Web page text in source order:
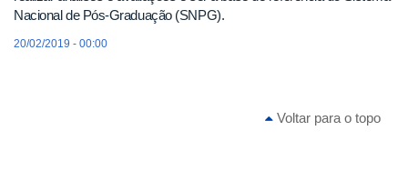
Nacional de Pós-Graduação (SNPG).
20/02/2019 - 00:00
Voltar para o topo